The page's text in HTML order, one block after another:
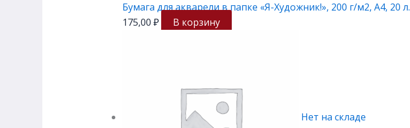
Бумага для акварели в папке «Я-Художник!», 200 г/м2, А4, 20 л.
175,00 ₽ В корзину
Нет на складе